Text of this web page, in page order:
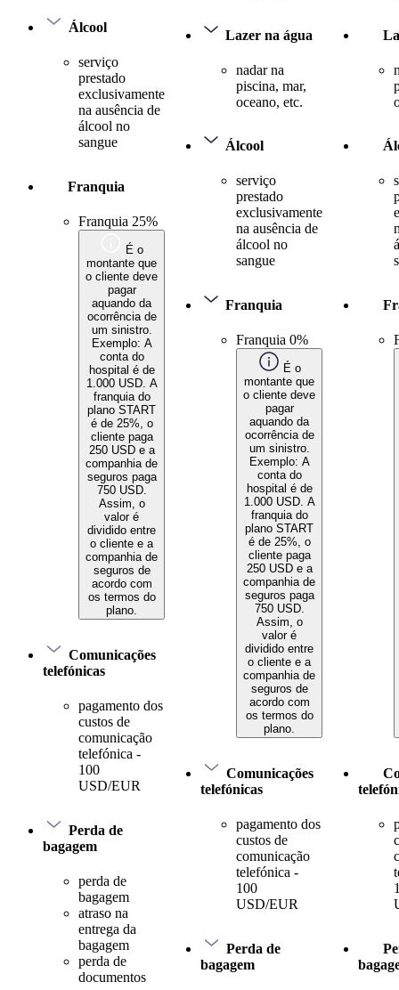
Álcool
serviço
prestado
exclusivamente
na ausência de
álcool no
sangue
Franquia
Franquia 25%
É o
montante que
o cliente deve
pagar
aquando da
ocorrência de
um sinistro.
Exemplo: A
conta do
hospital é de
1.000 USD. A
franquia do
plano START
é de 25%, o
cliente paga
250 USD e a
companhia de
seguros paga
750 USD.
Assim, o
valor é
dividido entre
o cliente e a
companhia de
seguros de
acordo com
os termos do
plano.
Comunicações
telefónicas
pagamento dos
custos de
comunicação
telefónica -
100
USD/EUR
Perda de
bagagem
perda de
bagagem
atraso na
entrega da
bagagem
perda de
documentos
Lazer na água
nadar na
piscina, mar,
oceano, etc.
Álcool
serviço
prestado
exclusivamente
na ausência de
álcool no
sangue
Franquia
Franquia 0%
É o
montante que
o cliente deve
pagar
aquando da
ocorrência de
um sinistro.
Exemplo: A
conta do
hospital é de
1.000 USD. A
franquia do
plano START
é de 25%, o
cliente paga
250 USD e a
companhia de
seguros paga
750 USD.
Assim, o
valor é
dividido entre
o cliente e a
companhia de
seguros de
acordo com
os termos do
plano.
Comunicações
telefónicas
pagamento dos
custos de
comunicação
telefónica -
100
USD/EUR
Perda de
bagagem